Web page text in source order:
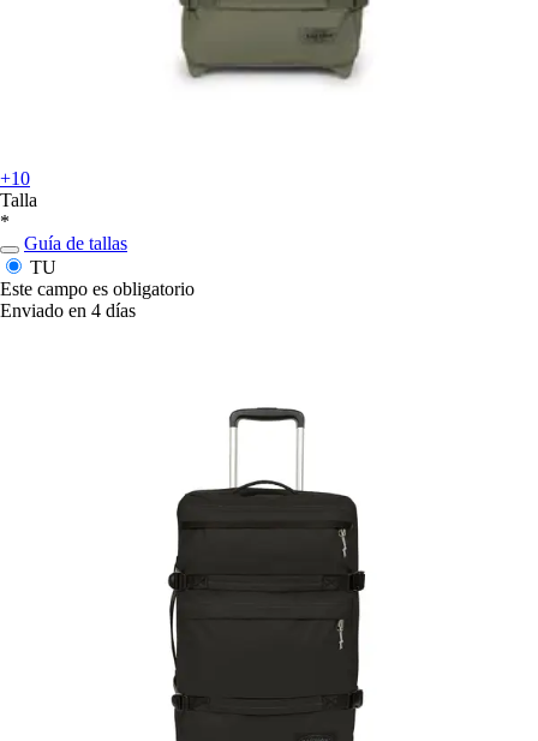
+10
Talla
*
Guía de tallas
TU
Este campo es obligatorio
Enviado en 4 días